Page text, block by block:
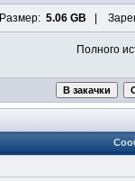
Размер: 5.06 GB |
Полного